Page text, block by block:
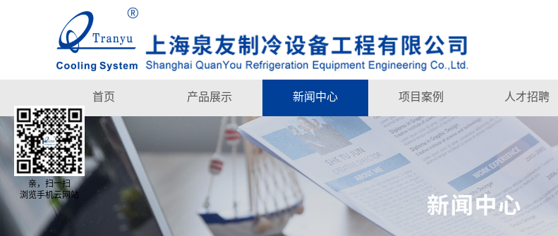
首页 产品展示 新闻中心 项目案例 人才招聘
亲，扫一扫
浏览手机云网站